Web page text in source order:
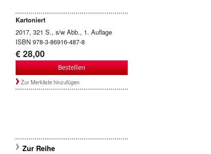
Kartoniert
2017, 321 S., s/w Abb., 1. Auflage
ISBN 978-3-86916-487-8
€ 28,00
Bestellen
Zur Merkliste hinzufügen
Zur Reihe